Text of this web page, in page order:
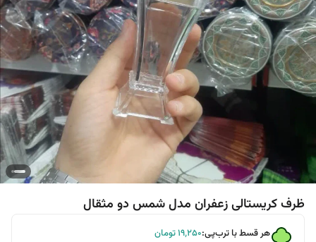
ظرف کریستالی زعفران مدل شمس دو مثقال
هر قسط با ترب‌پی:۱۹٬۲۵۰تومان